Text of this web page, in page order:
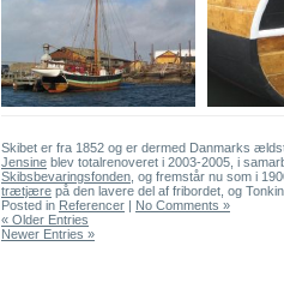
Skibet er fra 1852 og er dermed Danmarks
Jensine blev totalrenoveret i 2003-2005, i
Skibsbevaringsfonden , og fremstår nu som i
trætjære på den lavere del af fribordet, og
Posted in Referencer | No Comments »
« Older Entries
Newer Entries »